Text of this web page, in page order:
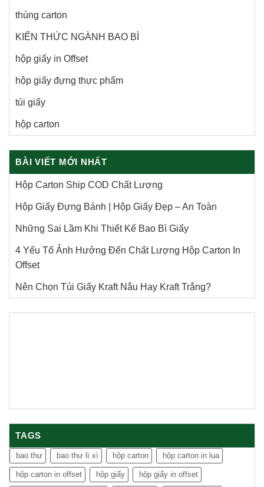
thùng carton
KIẾN THỨC NGÀNH BAO BÌ
hộp giấy in Offset
hộp giấy đựng thực phẩm
túi giấy
hộp carton
BÀI VIẾT MỚI NHẤT
Hộp Carton Ship COD Chất Lượng
Hộp Giấy Đựng Bánh | Hộp Giấy Đẹp – An Toàn
Những Sai Lầm Khi Thiết Kế Bao Bì Giấy
4 Yếu Tố Ảnh Hưởng Đến Chất Lượng Hộp Carton In
Offset
Nên Chọn Túi Giấy Kraft Nâu Hay Kraft Trắng?
TAGS
bao thư bao thư lì xì hộp carton hộp carton in lụa
hộp carton in offset hộp giấy hộp giấy in offset